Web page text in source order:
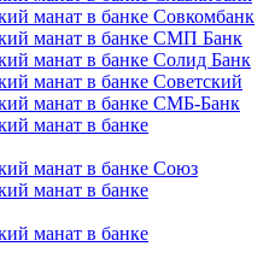
манат в банке Совкомбанк
манат в банке СМП Банк
манат в банке Солид Банк
манат в банке Советский
манат в банке СМБ-Банк
манат в банке
манат в банке Союз
манат в банке
манат в банке